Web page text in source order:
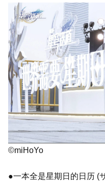
©miHoYo
●一本全是星期日的日历 (